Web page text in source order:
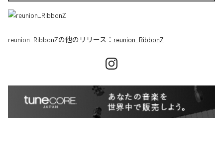
reunion_RibbonZの他のリリース： reunion_RibbonZ